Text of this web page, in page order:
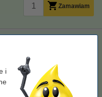
i
Zamawiam
specyfikacje